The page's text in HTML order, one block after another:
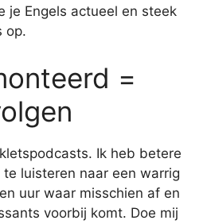
je Engels actueel en steek
op.
=
Ik heb betere
luisteren naar een warrig
uur waar misschien af en
voorbij komt. Doe mij